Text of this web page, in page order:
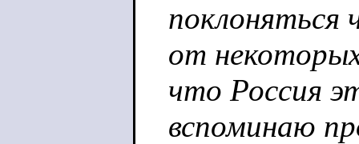
поклоняться
от
что Россия
вспоминаю